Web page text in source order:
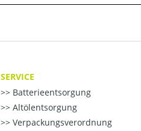
SERVICE
Batterieentsorgung
Altölentsorgung
Verpackungsverordnung